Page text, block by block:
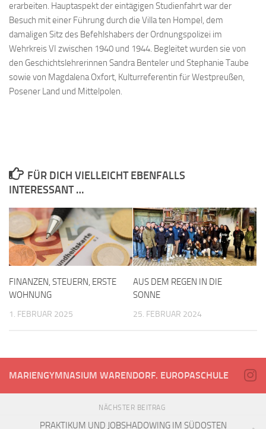
erarbeiten. Hauptaspekt der eintägigen Studienfahrt war der
Besuch mit einer Führung durch die Villa ten Hompel, dem
damaligen Sitz des Befehlshabers der Ordnungspolizei im
Wehrkreis VI zwischen 1940 und 1944. Begleitet wurden sie von
den Geschichtslehrerinnen Sandra Benteler und Stephanie Taube
sowie von Magdalena Oxfort, Kulturreferentin für Westpreußen,
Posener Land und Mittelpolen.
FÜR DICH VIELLEICHT EBENFALLS
INTERESSANT …
FINANZEN, STEUERN, ERSTE
WOHNUNG
1. FEBRUAR 2025
AUS DEM REGEN IN DIE
SONNE
25. FEBRUAR 2024
MARIENGYMNASIUM WARENDORF. EUROPASCHULE
NÄCHSTER BEITRAG
PRAKTIKUM UND JOBSHADOWING IM SÜDOSTEN